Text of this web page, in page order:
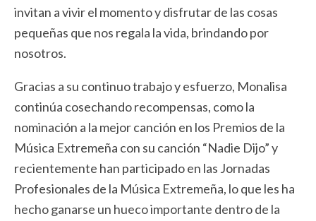
invitan a vivir el momento y disfrutar de las cosas
pequeñas que nos regala la vida, brindando por
nosotros.
Gracias a su continuo trabajo y esfuerzo, Monalisa
continúa cosechando recompensas, como la
nominación a la mejor canción en los Premios de la
Música Extremeña con su canción “Nadie Dijo” y
recientemente han participado en las Jornadas
Profesionales de la Música Extremeña, lo que les ha
hecho ganarse un hueco importante dentro de la